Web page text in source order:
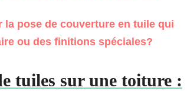
la pose de couverture en tuile qui
ou des finitions spéciales?
tuiles sur une toiture :